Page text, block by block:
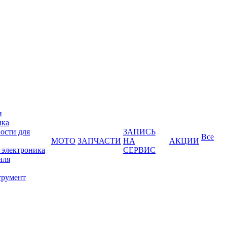
для
МОТО ЗАПЧАСТИ
ЗАПИСЬ
НА
СЕРВИС
АКЦИИ Все